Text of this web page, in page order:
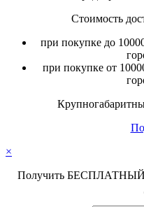
Стоимость
при покупке до
при покупке от
×
Получить БЕСПЛАТНЫЙ